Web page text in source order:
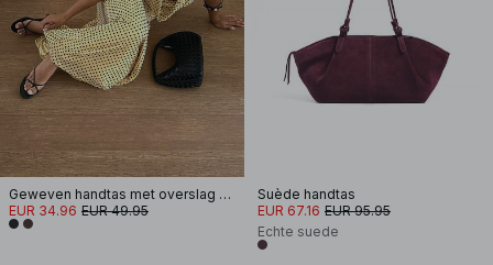
Geweven handtas met overslag en hengsel
EUR 34.96 EUR 49.95
Suède handtas
EUR 67.16 EUR 95.95
Echte suede